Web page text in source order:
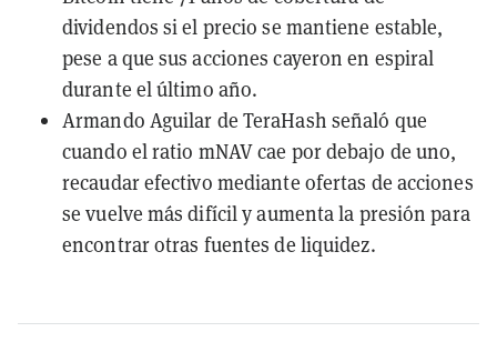
dividendos si el precio se mantiene estable,
pese a que sus acciones cayeron en espiral
durante el último año.
Armando Aguilar de TeraHash señaló que
cuando el ratio mNAV cae por debajo de uno,
recaudar efectivo mediante ofertas de acciones
se vuelve más difícil y aumenta la presión para
encontrar otras fuentes de liquidez.